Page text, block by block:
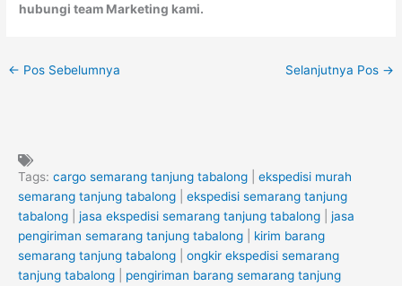
hubungi team Marketing kami.
← Pos Sebelumnya Selanjutnya Pos →
Tags: cargo semarang tanjung tabalong
ekspedisi murah
semarang tanjung tabalong
ekspedisi semarang tanjung
tabalong
jasa ekspedisi semarang tanjung tabalong
jasa
pengiriman semarang tanjung tabalong
kirim barang
semarang tanjung tabalong
ongkir ekspedisi semarang
tanjung tabalong
pengiriman barang semarang tanjung